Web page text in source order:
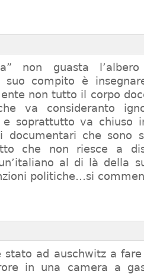
non guasta
compito è
non tutto il corpo
va consideranto
e soprattutto va chiuso
documentari che sono
che non riesce a
al di là della
politiche…si
stato ad auschwitz a
in una camera a